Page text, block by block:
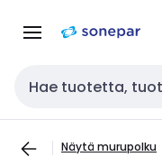
navigointiinsisältöön
Haku
Näytä murupolku